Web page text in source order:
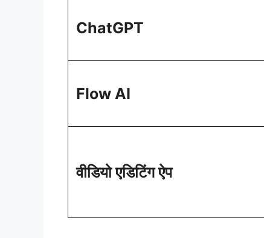
ChatGPT
Flow AI
वीडियो एडिटिंग ऐप